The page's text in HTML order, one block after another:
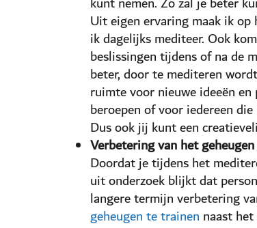
Uit eigen ervaring maak ik op
ik dagelijks mediteer. Ook
beslissingen tijdens of na de
beter, door te mediteren
ruimte voor nieuwe ideeën
beroepen of voor iedereen
Dus ook jij kunt een
Verbetering van het geheugen
Doordat je tijdens het
uit onderzoek blijkt dat
langere termijn verbetering
geheugen te trainen naast